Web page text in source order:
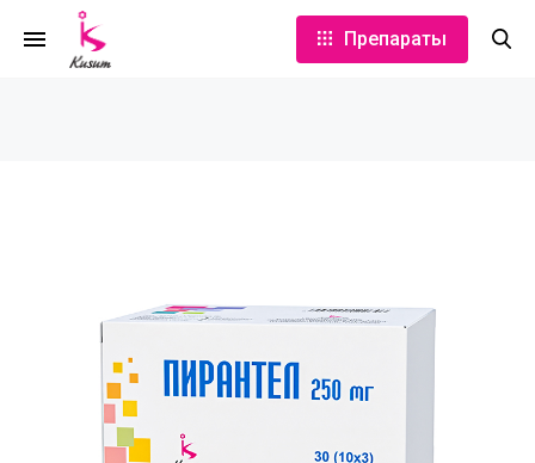
Препараты